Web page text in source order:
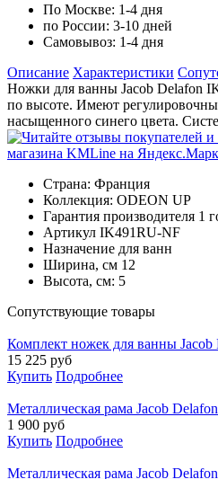
По Москве: 1-4 дня
по России: 3-10 дней
Самовывоз: 1-4 дня
Описание Характеристики
Ножки для ванны Jacob Delafon
по высоте. Имеют
насыщенного синего цвета.
Страна: Франция
Коллекция: ODEON UP
Гарантия производителя 1
Артикул IK491RU-NF
Назначение для ванн
Ширина, см 12
Высота, см: 5
Cопутствующие товары
Комплект ножек для ванны
15 225 руб
Купить Подробнее
Металлическая рама Jacob
1 900 руб
Купить Подробнее
Металлическая рама Jacob